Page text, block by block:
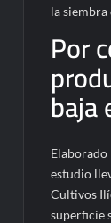
la siembra
Por
baja
Elaborado
estudio
Cultivos
superficie